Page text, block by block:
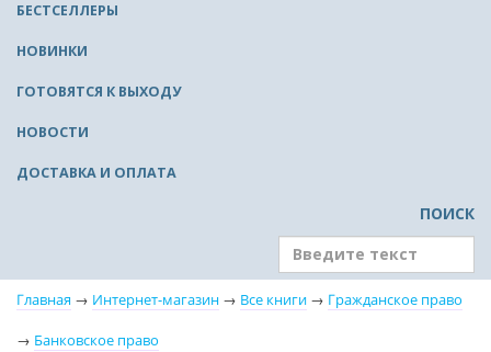
БЕСТСЕЛЛЕРЫ
НОВИНКИ
ГОТОВЯТСЯ К ВЫХОДУ
НОВОСТИ
ДОСТАВКА И ОПЛАТА
ПОИСК
Главная → Интернет-магазин → Все книги → Гражданское право
→ Банковское право